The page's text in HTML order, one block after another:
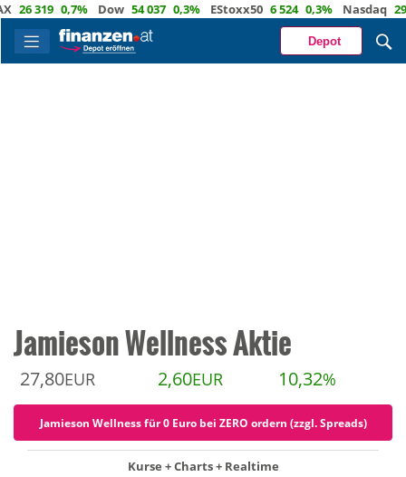
319 0,7% Dow 54 037 0,3% EStoxx50 6 524 0,3% Nasdaq 29 722
Depot
Jamieson Wellness Aktie
27,80EUR 2,60EUR 10,32%
Jamieson Wellness für 0 Euro bei ZERO ordern (zzgl. Spreads)
Kurse + Charts + Realtime